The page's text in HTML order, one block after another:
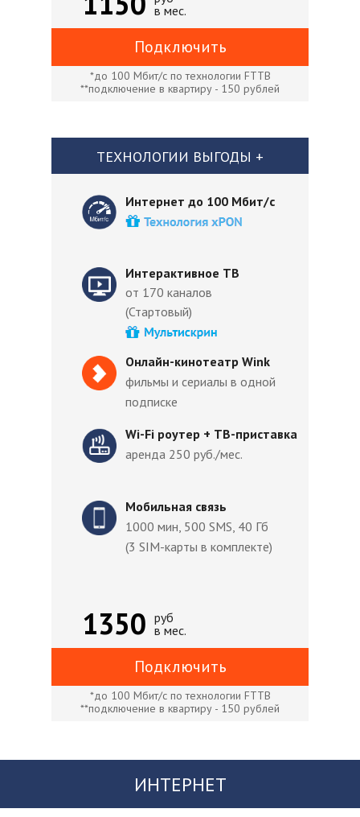
Подключить
1350
ТЕХНОЛОГИИ ВЫГОДЫ +
Мобильная связь
1000 мин, 500 SMS, 40 Гб
(3 SIM-карты в комплекте)
Wi-Fi роутер + ТВ-приставка
аренда 250 руб./мес.
Подключить
Интерактивное ТВ
от 170 каналов
(Стартовый)
Онлайн-кинотеатр Wink
фильмы и сериалы в одной
подписке
в мес.
*до 100 Мбит/с по технологии FTTB
**подключение в квартиру - 150 рублей
ИНТЕРНЕТ
Интернет до 100 Мбит/с
руб
в мес.
*до 100 Мбит/с по технологии FTTB
**подключение в квартиру - 150 рублей